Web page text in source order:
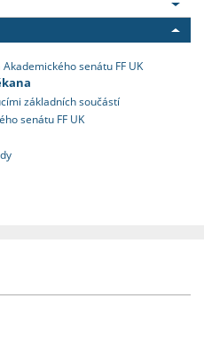
senátu FF UK
základních součástí
senátu FF UK